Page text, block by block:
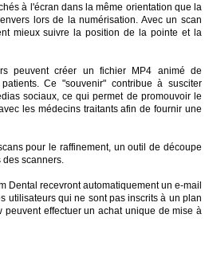
à l'écran dans la même orientation que la
lors de la numérisation. Avec un scan
mieux suivre la position de la pointe et la
peuvent créer un fichier MP4 animé de
Ce "souvenir" contribue à susciter
sociaux, ce qui permet de promouvoir le
les médecins traitants afin de fournir une
pour le raffinement, un outil de découpe
scanners.
Dental recevront automatiquement un e-mail
utilisateurs qui ne sont pas inscrits à un plan
effectuer un achat unique de mise à